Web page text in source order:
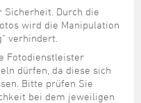
Sicherheit. Durch die
wird die Manipulation
verhindert.
Fotodienstleister
dürfen, da diese sich
Bitte prüfen Sie
bei dem jeweiligen